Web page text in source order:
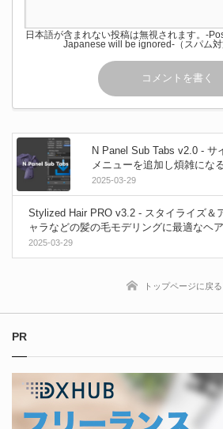
日本語が含まれない投稿は無視されます。-
Japanese will be ignored-（スパム対
N Panel Sub Tabs v2.0 - サ
メニューを追加し煩雑にな
なBlenderアドオン！
2025-03-29
Stylized Hair PRO v3.2 - スタイライズ＆
ャラなどの髪の毛モデリングに最適なヘ
補助Blenderアドオン！房を自由に制御！
結び目＆カールをお手軽実現！
2025-03-29
トップページに戻る
PR